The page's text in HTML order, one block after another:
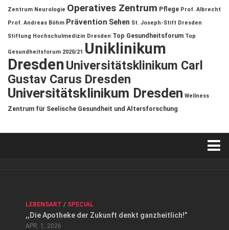
Zentrum Neurologie Operatives Zentrum Pflege Prof. Albrecht
Prof. Andreas Böhm Prävention Sehen St. Joseph-Stift Dresden
Stiftung Hochschulmedizin Dresden Top Gesundheitsforum Top
Gesundheitsforum 2020/21 Uniklinikum
DresdenUniversitätsklinikum Carl
Gustav Carus Dresden
Universitätsklinikum Dresden Wellness
Zentrum für Seelische Gesundheit und Altersforschung
Datenschutzerklärung
Top Magazin Dresden / Ostsachsen
LEBENSART / SPECIAL
,,Die Apotheke der Zukunft denkt ganzheitlich!”
APR. 1, 2026